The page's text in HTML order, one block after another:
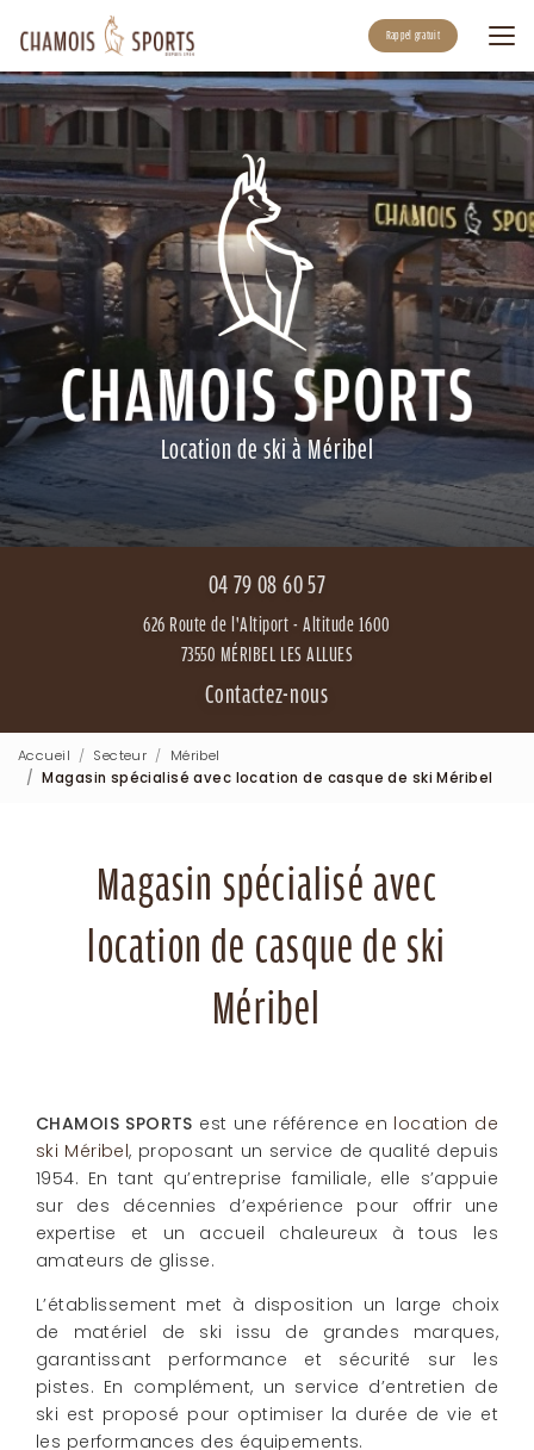
au
contenu
principal
Rappel gratuit
Location de ski à Méribel
04 79 08 60 57
626 Route de l'Altiport - Altitude 1600
73550 MÉRIBEL LES ALLUES
Contactez-nous
Accueil Secteur
Méribel
Magasin spécialisé avec location de casque de ski Méribel
Magasin spécialisé avec
location de casque de ski
Méribel
CHAMOIS SPORTS est une référence en location de
ski Méribel, proposant un service de qualité depuis
1954. En tant qu’entreprise familiale, elle s’appuie
sur des décennies d’expérience pour offrir une
expertise et un accueil chaleureux à tous les
amateurs de glisse.
L’établissement met à disposition un large choix
de matériel de ski issu de grandes marques,
garantissant performance et sécurité sur les
pistes. En complément, un service d’entretien de
ski est proposé pour optimiser la durée de vie et
les performances des équipements.